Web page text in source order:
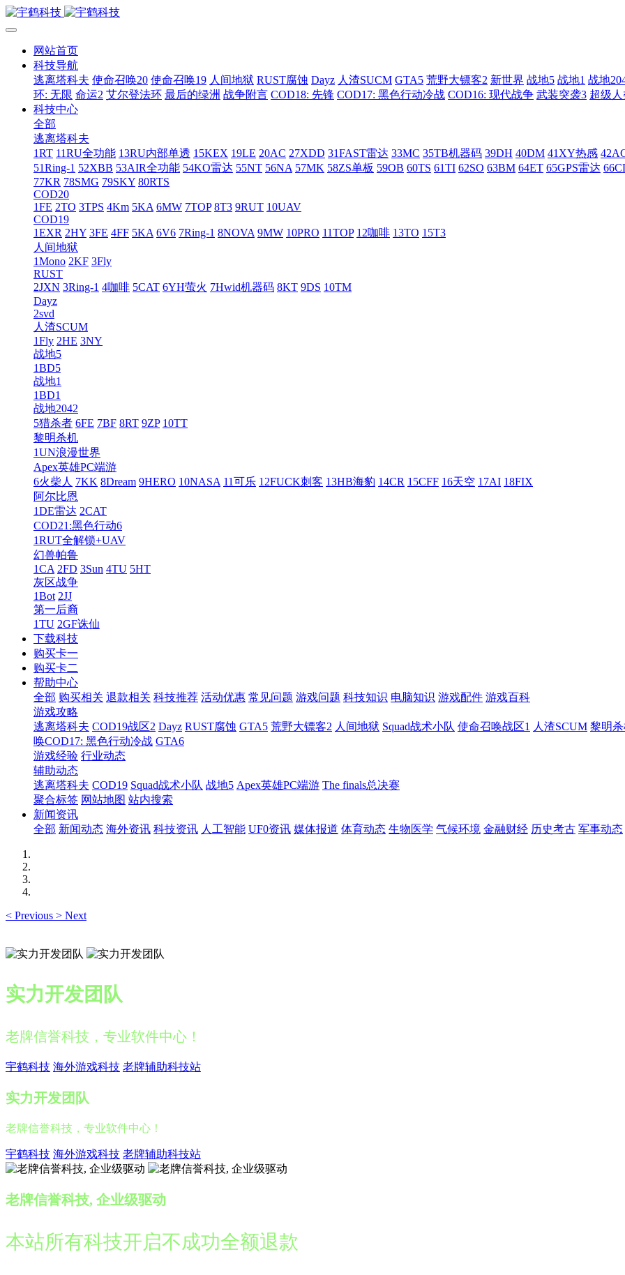
网站首页
科技导航
逃离塔科夫 使命召唤20 使命召唤19 人间地狱 RUST腐蚀 Dayz 人渣SUCM GTA5 荒野大镖客2 新世界 战地5 战地1 战地
环: 无限 命运2 艾尔登法环 最后的绿洲 战争附言 COD18: 先锋 COD17: 黑色行动冷战 COD16: 现代战争 武装突袭3 超级
科技中心
全部
逃离塔科夫
1RT 11RU全功能 13RU内部单透 15KEX 19LE 20AC 27XDD 31FAST雷达 33MC 35TB机器码 39DH 40DM 41XY热感
51Ring-1 52XBB 53AIR全功能 54KO雷达 55NT 56NA 57MK 58ZS单板 59OB 60TS 61TI 62SO 63BM 64ET 65GPS雷达
77KR 78SMG 79SKY 80RTS
COD20
1FE 2TO 3TPS 4Km 5KA 6MW 7TOP 8T3 9RUT 10UAV
COD19
1EXR 2HY 3FE 4FF 5KA 6V6 7Ring-1 8NOVA 9MW 10PRO 11TOP 12咖啡 13TO 15T3
人间地狱
1Mono 2KF 3Fly
RUST
2JXN 3Ring-1 4咖啡 5CAT 6YH萤火 7Hwid机器码 8KT 9DS 10TM
Dayz
2svd
人渣SCUM
1Fly 2HE 3NY
战地5
1BD5
战地1
1BD1
战地2042
5猎杀者 6FE 7BF 8RT 9ZP 10TT
黎明杀机
1UN浪漫世界
Apex英雄PC端游
6火柴人 7KK 8Dream 9HERO 10NASA 11可乐 12FUCK刺客 13HB海豹 14CR 15CFF 16天空 17AI 18FIX
阿尔比恩
1DE雷达 2CAT
COD21:黑色行动6
1RUT全解锁+UAV
幻兽帕鲁
1CA 2FD 3Sun 4TU 5HT
灰区战争
1Bot 2JJ
第一后裔
1TU 2GF诛仙
下载科技
购买卡一
购买卡二
帮助中心
全部 购买相关 退款相关 科技推荐 活动优惠 常见问题 游戏问题 科技知识 电脑知识 游戏配件 游戏百科
游戏攻略
逃离塔科夫 COD19战区2 Dayz RUST腐蚀 GTA5 荒野大镖客2 人间地狱 Squad战术小队 使命召唤战区1 人渣SCUM 黎明
唤COD17: 黑色行动冷战 GTA6
游戏经验 行业动态
辅助动态
逃离塔科夫 COD19 Squad战术小队 战地5 Apex英雄PC端游 The finals总决赛
聚合标签 网站地图 站内搜索
新闻资讯
全部 新闻动态 海外资讯 科技资讯 人工智能 UF0资讯 媒体报道 体育动态 生物医学 气候环境 金融财经 历史考古 军事动态
< Previous > Next
实力开发团队
老牌信誉科技，专业软件中心！
宇鹤科技 海外游戏科技 老牌辅助科技站
实力开发团队
老牌信誉科技，专业软件中心！
宇鹤科技 海外游戏科技 老牌辅助科技站
老牌信誉科技, 企业级驱动
本站所有科技开启不成功全额退款